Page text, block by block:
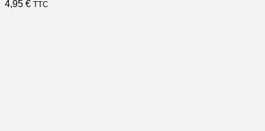
4,95 € TTC